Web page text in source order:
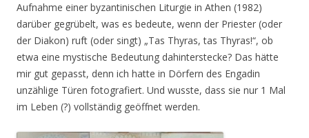
Aufnahme einer byzantinischen Liturgie in Athen (1982)
darüber gegrübelt, was es bedeute, wenn der Priester (oder
der Diakon) ruft (oder singt) „Tas Thyras, tas Thyras!“, ob
etwa eine mystische Bedeutung dahinterstecke? Das hätte
mir gut gepasst, denn ich hatte in Dörfern des Engadin
unzählige Türen fotografiert. Und wusste, dass sie nur 1 Mal
im Leben (?) vollständig geöffnet werden.